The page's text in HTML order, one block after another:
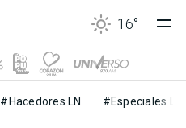
16°
#Hacedores LN #Especiales LN